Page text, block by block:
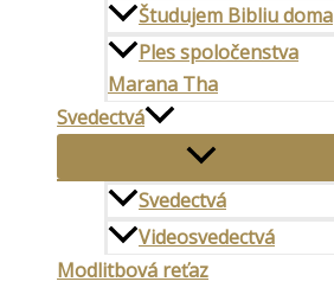
Študujem Bibliu doma
Ples spoločenstva
Marana Tha
Svedectvá
Svedectvá
Videosvedectvá
Modlitbová reťaz